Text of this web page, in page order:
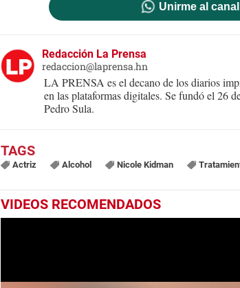
Unirme al
Redacción La Prensa
redaccion@laprensa.hn
LA PRENSA es el decano de los diarios
en las plataformas digitales. Se fundó el 26
Pedro Sula.
Actriz Alcohol Nicole Kidman
VIDEOS RECOMENDADOS